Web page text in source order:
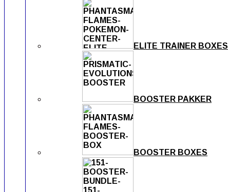
ELITE TRAINER BOXES
BOOSTER PAKKER
BOOSTER BOXES